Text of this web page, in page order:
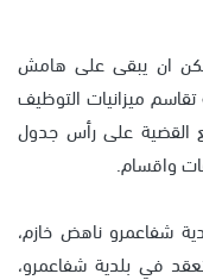
ان يبقى على هامش
ميزانيات التوظيف
القضية على رأس جدول
واقسام.
شفاعمرو ناهض خازم،
في بلدية شفاعمرو،